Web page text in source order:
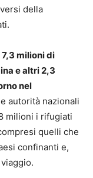
della
milioni di
e altri 2,3
nel
autorità nazionali
milioni i rifugiati
quelli che
confinanti e,